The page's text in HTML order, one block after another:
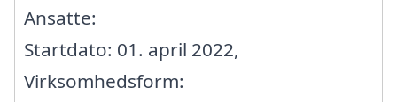
Ansatte:
Startdato: 01. april 2022,
Virksomhedsform: